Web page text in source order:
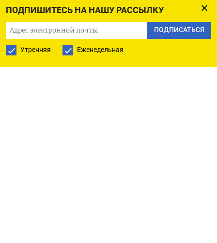
ПОДПИШИТЕСЬ НА НАШУ РАССЫЛКУ
ПОДПИСАТЬСЯ
Утренняя Еженедельная
почти на треть к середине 2025 года,
не исключено и образование дефицита
отдельных видов продукции,
рассказали
«Коммерсанту» участники рынка.